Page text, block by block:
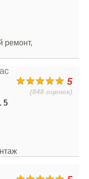
ремонт,
5
(848 оценок)
5